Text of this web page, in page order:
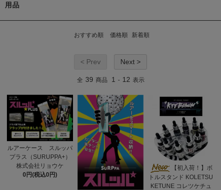
用品
おすすめ順 価格順 新着順
< Prev Next >
全 39 商品 1 - 12 表示
ルアーケース スルッパ
プラス（SURUPPA+）
株式会社リョウケ
0円(税込0円)
【初入荷！】ボ
トルスタンド KOLETSU
KETUNE コレツケチュ